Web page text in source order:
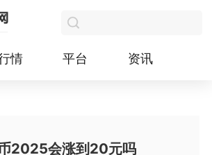
情 平台 资讯
2025会涨到20元吗